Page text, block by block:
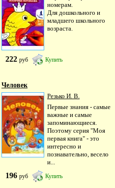
номерам.
Для дошкольного и
младшего школьного
возраста.
222 руб Купить
Человек
Резько И. В.
Первые знания - самые
важные и самые
запоминающиеся.
Поэтому серия "Моя
первая книга" - это
интересно и
познавательно, весело
и...
196 руб Купить